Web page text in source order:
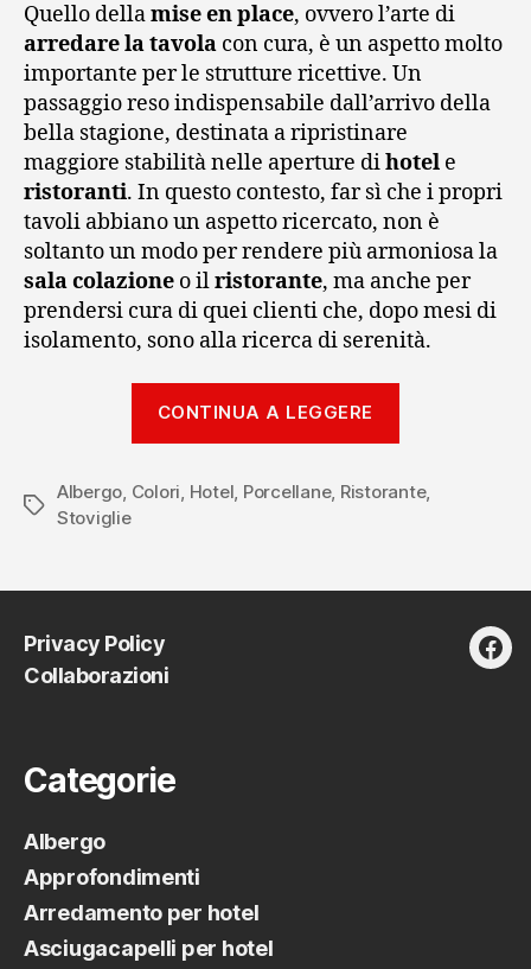
Quello dellamise en place, ovvero l’arte di
arredare la tavola con cura, è un aspetto molto
importante per le strutture ricettive. Un
passaggio reso indispensabile dall’arrivo della
bella stagione, destinata a ripristinare
maggiore stabilità nelle aperture dihotel e
ristoranti. In questo contesto, far sì che i propri
tavoli abbiano un aspetto ricercato, non è
soltanto un modo per rendere più armoniosa la
sala colazione o ilristorante, ma anche per
prendersi cura di quei clienti che, dopo mesi di
isolamento, sono alla ricerca di serenità.
CONTINUA A LEGGERE
ristorante:
portare
Tag
Albergo Colori Hotel Porcellane, Ristorante,
Stoviglie
Privacy Policy
Collaborazioni
Categorie
Albergo
Approfondimenti
Arredamento per hotel
Asciugacapelli per hotel